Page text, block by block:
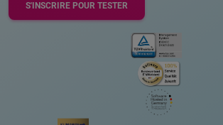
S'INSCRIRE POUR TESTER